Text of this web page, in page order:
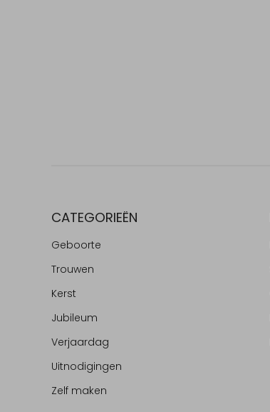
CATEGORIEËN
Geboorte
Trouwen
Kerst
Jubileum
Verjaardag
Uitnodigingen
Zelf maken